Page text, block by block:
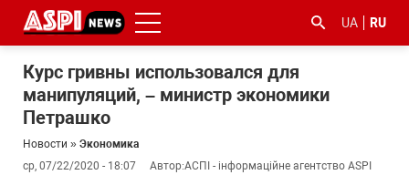
UA RU
Курс гривны использовался для
манипуляций, – министр экономики
Петрашко
Новости » Экономика
ср, 07/22/2020 - 18:07
Автор:АСПІ - інформаційне агентство ASPI